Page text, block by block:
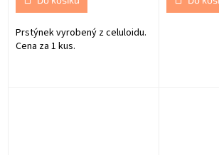
Prstýnek vyrobený z celuloidu.
Cena za 1 kus.